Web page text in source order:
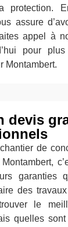
protection.
assure
appel à
pour
Montambert.
devis
de
garanties
des
le
quelles